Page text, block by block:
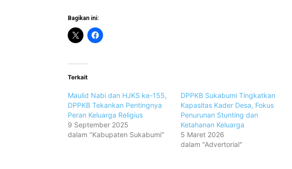
Bagikan ini:
Terkait
Maulid Nabi dan HJKS ke-155,
DPPKB Tekankan Pentingnya
Peran Keluarga Religius
9 September 2025
dalam "Kabupaten Sukabumi"
DPPKB Sukabumi Tingkatkan
Kapasitas Kader Desa, Fokus
Penurunan Stunting dan
Ketahanan Keluarga
5 Maret 2026
dalam "Advertorial"